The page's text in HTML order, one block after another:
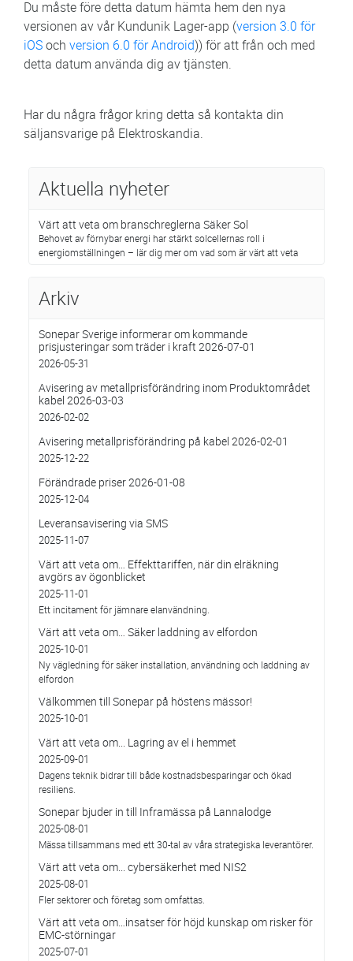
Du måste före detta datum hämta hem den nya
versionen av vår Kundunik Lager-app (version 3.0 för
iOSoch version 6.0 för Android)) för att från och med
detta datum använda dig av tjänsten.
Har du några frågor kring detta så kontakta din
säljansvarige på Elektroskandia.
Aktuella nyheter
Värt att veta om branschreglerna Säker Sol
Behovet av förnybar energi har stärkt solcellernas roll i
energiomställningen – lär dig mer om vad som är värt att veta
Arkiv
Sonepar Sverige informerar om kommande
prisjusteringar som träder i kraft 2026-07-01
2026-05-31
Avisering av metallprisförändring inom Produktområdet
kabel 2026-03-03
2026-02-02
Avisering metallprisförändring på kabel 2026-02-01
2025-12-22
Förändrade priser 2026-01-08
2025-12-04
Leveransavisering via SMS
2025-11-07
Värt att veta om… Effekttariffen, när din elräkning
avgörs av ögonblicket
2025-11-01
Ett incitament för jämnare elanvändning.
Värt att veta om… Säker laddning av elfordon
2025-10-01
Ny vägledning för säker installation, användning och laddning av
elfordon
Välkommen till Sonepar på höstens mässor!
2025-10-01
Värt att veta om... Lagring av el i hemmet
2025-09-01
Dagens teknik bidrar till både kostnadsbesparingar och ökad
resiliens.
Sonepar bjuder in till Inframässa på Lannalodge
2025-08-01
Mässa tillsammans med ett 30-tal av våra strategiska leverantörer.
Värt att veta om... cybersäkerhet med NIS2
2025-08-01
Fler sektorer och företag som omfattas.
Värt att veta om…insatser för höjd kunskap om risker för
EMC-störningar
2025-07-01